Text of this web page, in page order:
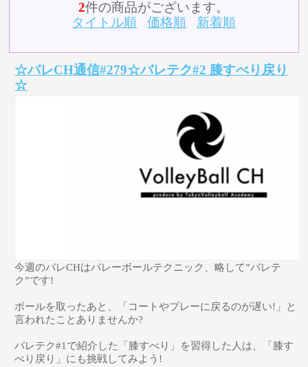
2件の商品がございます。
タイトル順
価格順 新着順
☆バレCH通信#279☆バレテク#2 膝すべり戻り
☆
今週のバレCHはバレーボールテクニック、略して”バレテ
ク”です!
ボールを取ったあと、「コートやプレーに戻るのが遅い!」と
言われたことありませんか?
バレテク#1で紹介した「膝すべり」を習得した人は、「膝す
べり戻り」にも挑戦してみよう!